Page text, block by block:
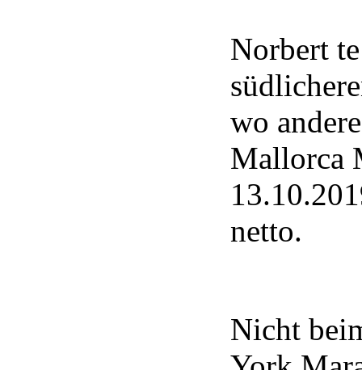
Norbert
wo
Mallorca
netto.
Nicht